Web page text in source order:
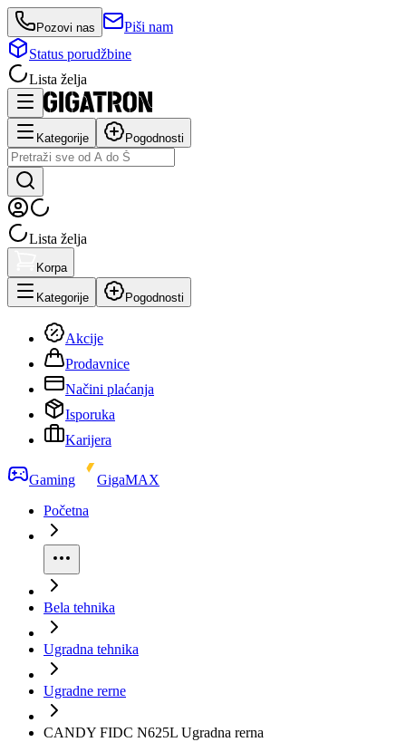
Pozovi nas
Piši nam
Status porudžbine
Lista želja
Kategorije Pogodnosti
Lista želja
Korpa
Kategorije Pogodnosti
Akcije
Prodavnice
Načini plaćanja
Isporuka
Karijera
Gaming
GigaMAX
Početna
Bela tehnika
Ugradna tehnika
Ugradne rerne
CANDY FIDC N625L Ugradna rerna